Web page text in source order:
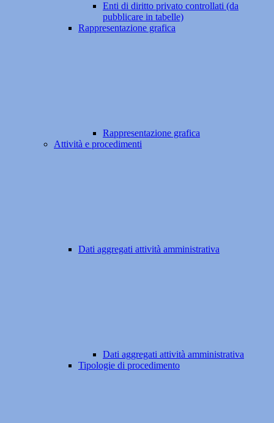
Enti di diritto privato controllati (da
pubblicare in tabelle)
Rappresentazione grafica
Rappresentazione grafica
Attività e procedimenti
Dati aggregati attività amministrativa
Dati aggregati attività amministrativa
Tipologie di procedimento